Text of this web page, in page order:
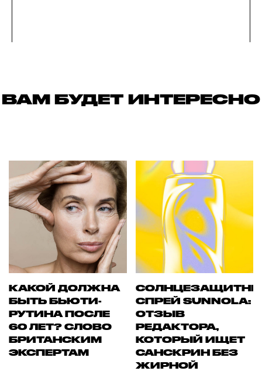
ВАМ БУДЕТ ИНТЕРЕСНО
КАКОЙ ДОЛЖНА
БЫТЬ БЬЮТИ-
РУТИНА ПОСЛЕ
60 ЛЕТ? СЛОВО
БРИТАНСКИМ
ЭКСПЕРТАМ
СПРЕЙ SUNNOLA:
ОТЗЫВ
РЕДАКТОРА,
КОТОРЫЙ ИЩЕТ
САНСКРИН БЕЗ
ЖИРНОЙ